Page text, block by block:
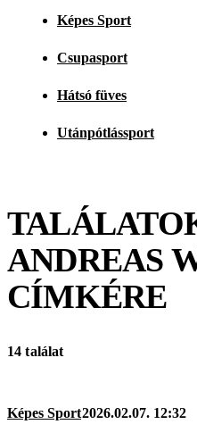
Képes Sport
Csupasport
Hátsó füves
Utánpótlássport
ANDREAS
CÍMKÉRE
14 találat
Képes Sport2026.02.07. 12:32